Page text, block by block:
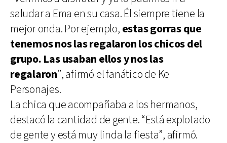
saludar a Ema en su casa. Él siempre tiene la
mejor onda. Por ejemplo, estas gorras que
tenemos nos las regalaron los chicos del
grupo. Las usaban ellos y nos las
regalaron”, afirmó el fanático de Ke
Personajes.
La chica que acompañaba a los hermanos,
destacó la cantidad de gente. “Está explotado
de gente y está muy linda la fiesta”, afirmó.